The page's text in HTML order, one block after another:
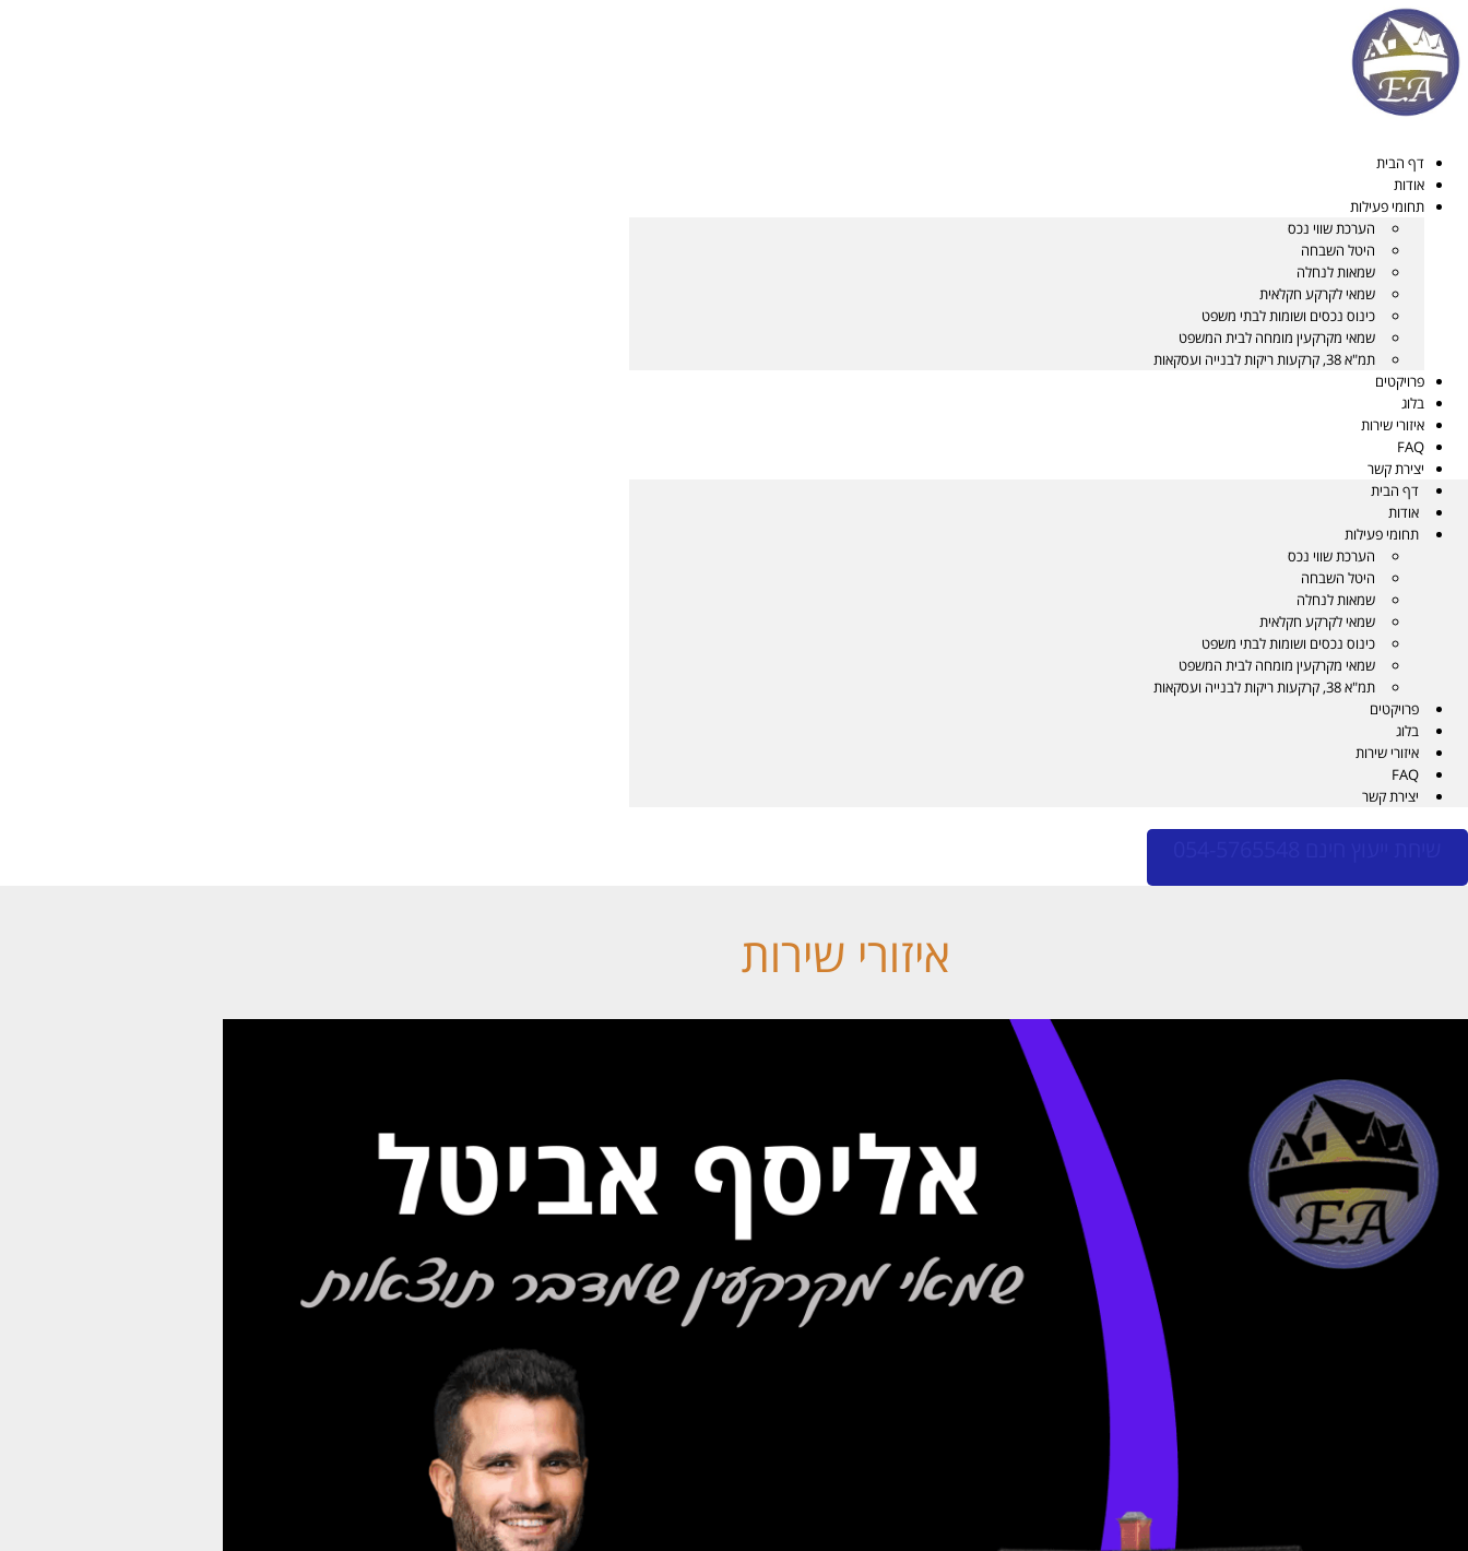
לתוכן
דף הבית
אודות
תחומי פעילות
הערכת שווי נכס
היטל השבחה
שמאות לנחלה
שמאי לקרקע חקלאית
כינוס נכסים ושומות לבתי משפט
שמאי מקרקעין מומחה לבית המשפט
תמ"א 38, קרקעות ריקות לבנייה ועסקאות
פרויקטים
בלוג
איזורי שירות
FAQ
יצירת קשר
דף הבית
אודות
תחומי פעילות
הערכת שווי נכס
היטל השבחה
שמאות לנחלה
שמאי לקרקע חקלאית
כינוס נכסים ושומות לבתי משפט
שמאי מקרקעין מומחה לבית המשפט
תמ"א 38, קרקעות ריקות לבנייה ועסקאות
פרויקטים
בלוג
איזורי שירות
FAQ
יצירת קשר
איזורי שירות